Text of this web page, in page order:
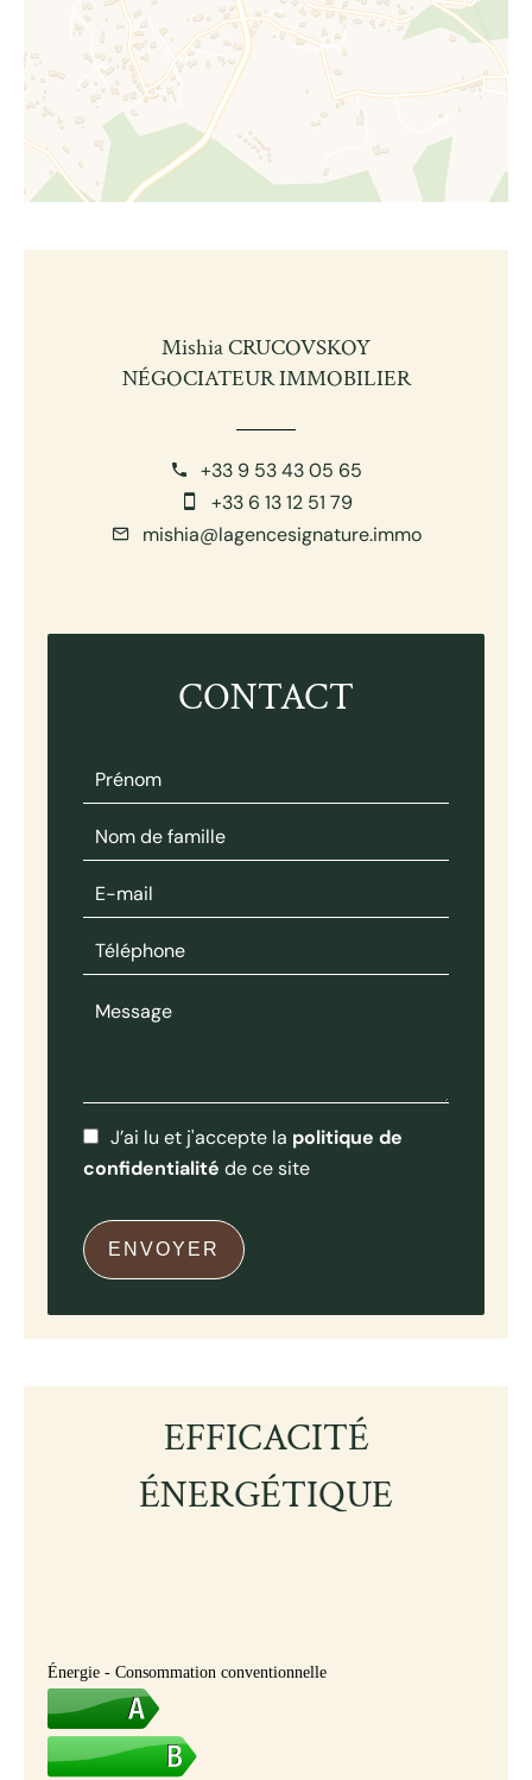
Mishia CRUCOVSKOY
NÉGOCIATEUR IMMOBILIER
+33 9 53 43 05 65
+33 6 13 12 51 79
mishia@lagencesignature.immo
CONTACT
J’ai lu et j'accepte la politique de
confidentialité de ce site
ENVOYER
EFFICACITÉ
ÉNERGÉTIQUE
Énergie - Consommation conventionnelle